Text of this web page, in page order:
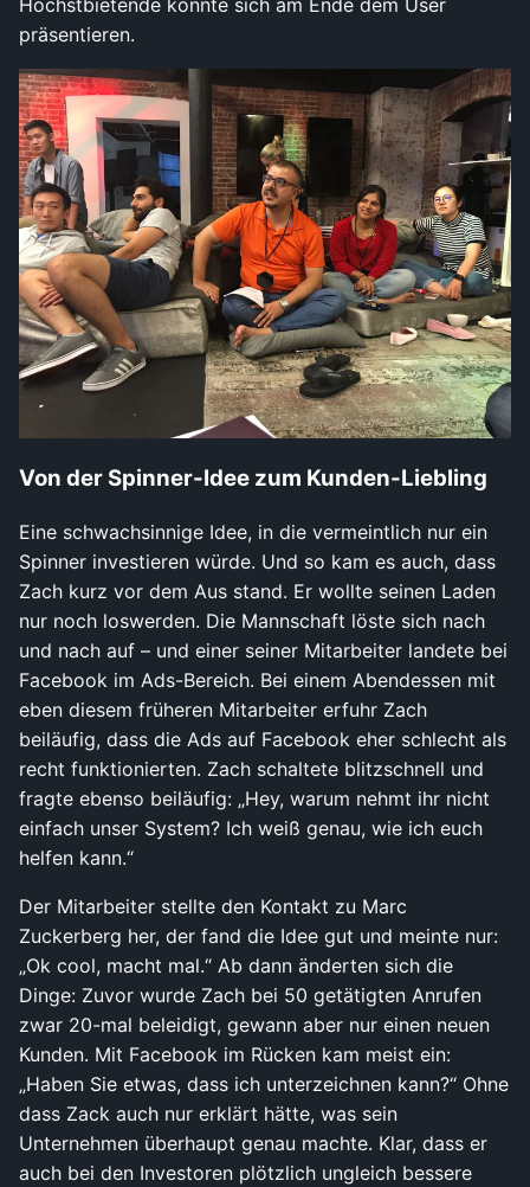
Höchstbietende konnte sich am Ende dem User
präsentieren.
Von der Spinner-Idee zum Kunden-Liebling
Eine schwachsinnige Idee, in die vermeintlich nur ein
Spinner investieren würde. Und so kam es auch, dass
Zach kurz vor dem Aus stand. Er wollte seinen Laden
nur noch loswerden. Die Mannschaft löste sich nach
und nach auf – und einer seiner Mitarbeiter landete bei
Facebook im Ads-Bereich. Bei einem Abendessen mit
eben diesem früheren Mitarbeiter erfuhr Zach
beiläufig, dass die Ads auf Facebook eher schlecht als
recht funktionierten. Zach schaltete blitzschnell und
fragte ebenso beiläufig: „Hey, warum nehmt ihr nicht
einfach unser System? Ich weiß genau, wie ich euch
helfen kann.“
Der Mitarbeiter stellte den Kontakt zu Marc
Zuckerberg her, der fand die Idee gut und meinte nur:
„Ok cool, macht mal.“ Ab dann änderten sich die
Dinge: Zuvor wurde Zach bei 50 getätigten Anrufen
zwar 20-mal beleidigt, gewann aber nur einen neuen
Kunden. Mit Facebook im Rücken kam meist ein:
„Haben Sie etwas, dass ich unterzeichnen kann?“ Ohne
dass Zack auch nur erklärt hätte, was sein
Unternehmen überhaupt genau machte. Klar, dass er
auch bei den Investoren plötzlich ungleich bessere